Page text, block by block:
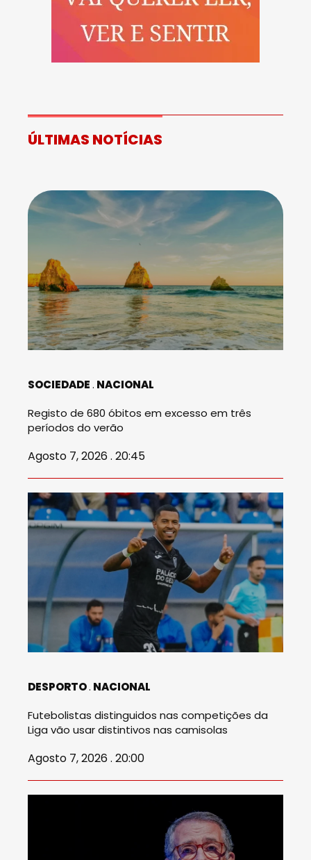
ÚLTIMAS NOTÍCIAS
SOCIEDADE NACIONAL
Registo de 680 óbitos em excesso em três
períodos do verão
Agosto 7, 2026 . 20:45
DESPORTO NACIONAL
Futebolistas distinguidos nas competições da
Liga vão usar distintivos nas camisolas
Agosto 7, 2026 . 20:00